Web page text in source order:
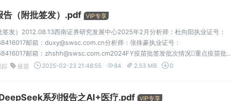
告（附批签发）.pdf VIP专享
签发）2012.08.13西南证券研究发展中心2025年2月分析师：杜向阳执业证号：
邮箱：duxy@swsc.com.cn分析师：张殊豪执业证号：
邮箱：zhshh@swsc.com.cm2024FY疫苗批签发批次情况重点疫苗批
联苗、四联苗同比增长，民海生物四联苗批签发27批次（+17%）；赛诺菲巴斯德
踪 疫苗 2025-02-23 21:48:55 84 2.53 MB 0
系列报告之AI+医疗.pdf VIP专享